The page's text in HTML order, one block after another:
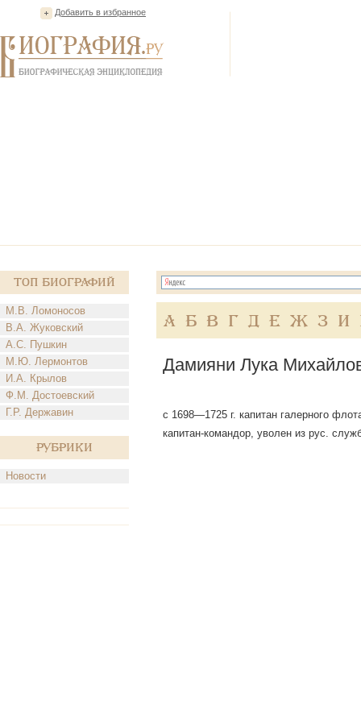
Добавить в избранное
Топ Биографий
М.В. Ломоносов
В.А. Жуковский
А.С. Пушкин
М.Ю. Лермонтов
И.А. Крылов
Ф.М. Достоевский
Г.Р. Державин
Рубрики
Новости
А Б В Г Д Е Ж З И
Дамияни Лука
с 1698—1725 г. капитан галерного
капитан-командор, уволен из рус.